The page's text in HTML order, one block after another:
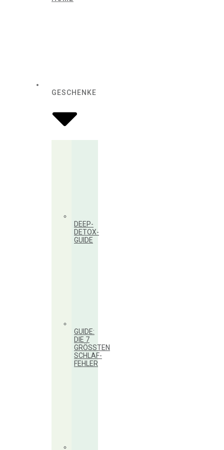
GESCHENKE
DEEP-
DETOX-
GUIDE
GUIDE:
DIE 7
GRÖSSTEN S
CHLAF-F
EHLER